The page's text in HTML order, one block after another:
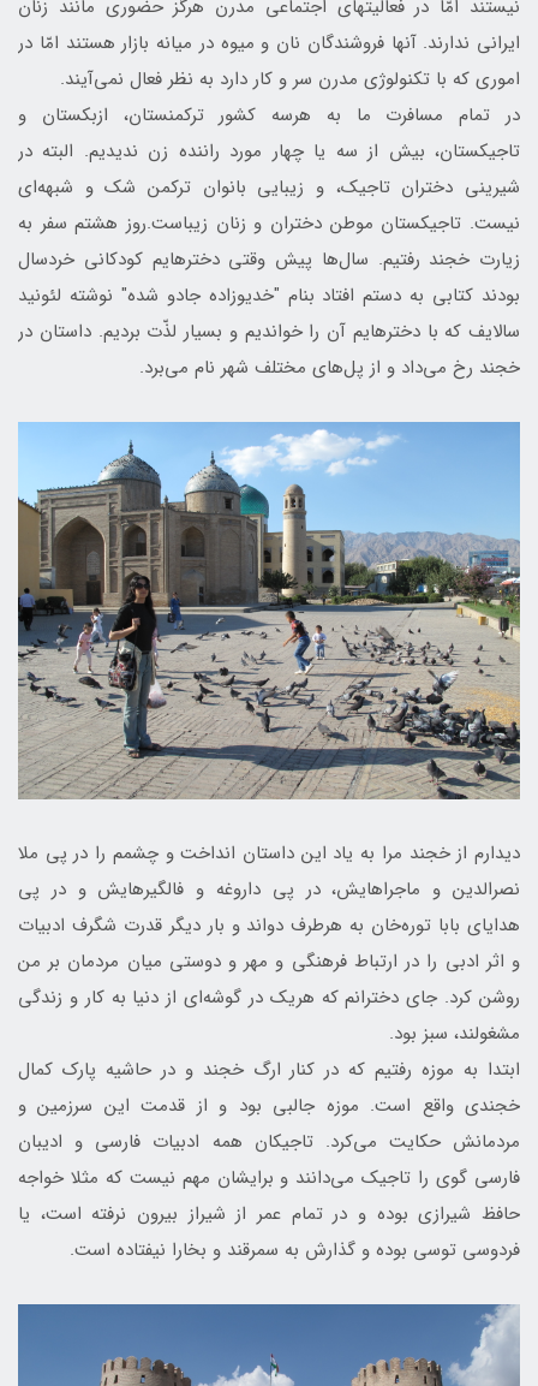
نیستند امّا در فعالیت‎های اجتماعی مدرن هرگز حضوری مانند زنان
ایرانی ندارند. آن‎ها فروشندگان نان و میوه در میانه بازار هستند امّا در
اموری که با تکنولوژی مدرن سر و کار دارد به نظر فعال نمی‌آیند.
در تمام مسافرت ما به هرسه کشور ترکمنستان، ازبکستان و
تاجیکستان، بیش از سه یا چهار مورد راننده زن ندیدیم. البته در
شیرینی دختران تاجیک، و زیبایی بانوان ترکمن شک و شبهه‌ای
نیست. تاجیکستان موطن دختران و زنان زیباست.روز هشتم سفر به
زیارت خجند رفتیم. سال‌ها پیش وقتی دخترهایم کودکانی خردسال
بودند کتابی به دستم افتاد بنام "خدیوزاده جادو شده" نوشته لئونید
سالایف که با دخترهایم آن را خواندیم و بسیار لذّت بردیم. داستان در
خجند رخ می‌داد و از پل‌های مختلف شهر نام می‌برد.
دیدارم از خجند مرا به یاد این داستان انداخت و چشمم را در پی ملا
نصرالدین و ماجراهایش، در پی داروغه و فالگیرهایش و در پی
هدایای بابا توره‌خان به هرطرف دواند و بار دیگر قدرت شگرف ادبیات
و اثر ادبی را در ارتباط فرهنگی و مهر و دوستی میان مردمان بر من
روشن کرد. جای دخترانم که هریک در گوشه‌ای از دنیا به کار و زندگی
مشغولند، سبز بود.
ابتدا به موزه رفتیم که در کنار ارگ خجند و در حاشیه پارک کمال
خجندی واقع است. موزه جالبی بود و از قدمت این سرزمین و
مردمانش حکایت می‌کرد. تاجیکان همه ادبیات فارسی و ادیبان
فارسی گوی را تاجیک می‌دانند و برایشان مهم نیست که مثلا خواجه
حافظ شیرازی بوده و در تمام عمر از شیراز بیرون نرفته است، یا
فردوسی توسی بوده و گذارش به سمرقند و بخارا نیفتاده است.